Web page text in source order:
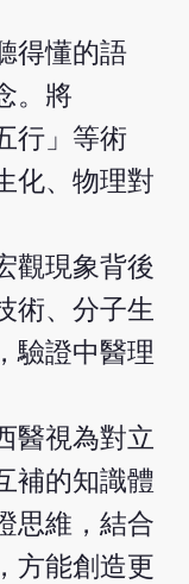
得懂的語
。將
行」等術
化、物理對
觀現象背後
術、分子生
驗證中醫理
醫視為對立
補的知識體
思維，結合
方能創造更